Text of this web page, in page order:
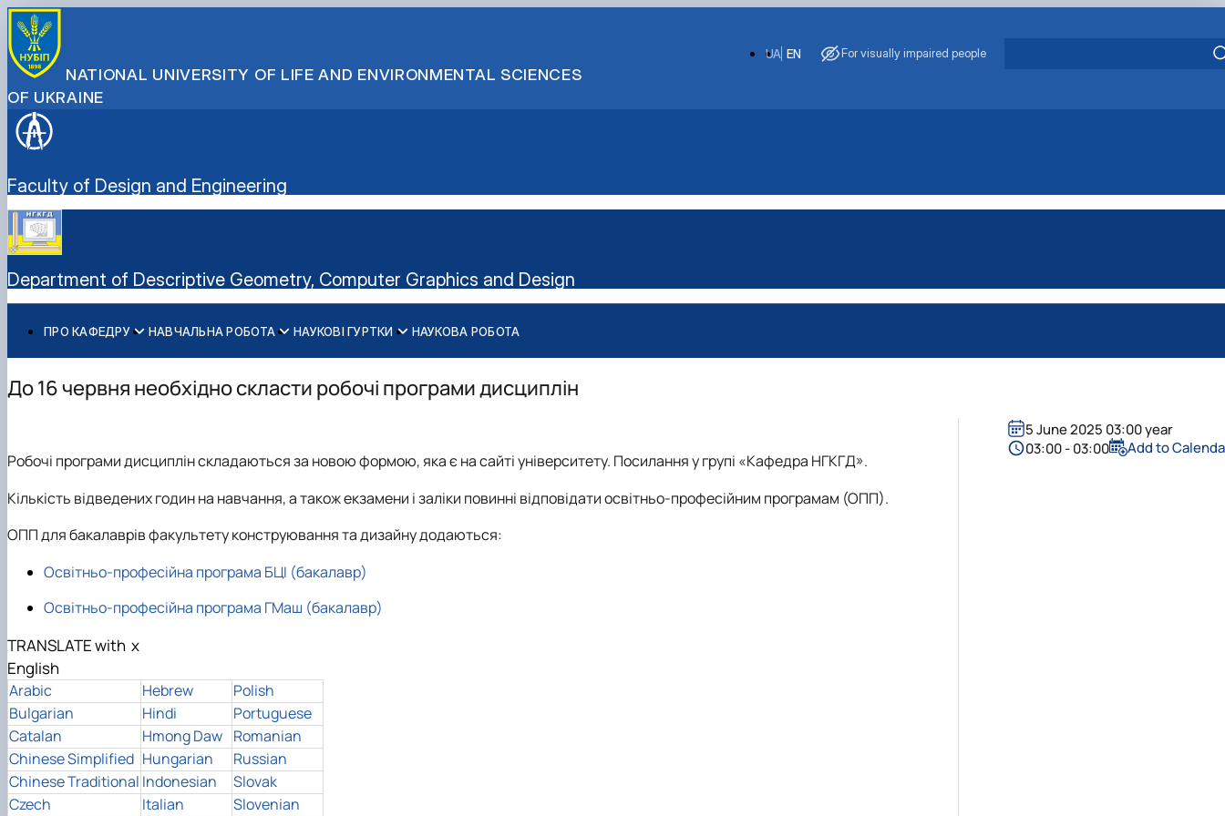
NATIONAL UNIVERSITY OF LIFE AND ENVIRONMENTAL SCIENCES
OF UKRAINE
EN
UA For visually impaired people
Faculty of Design and Engineering
Department of Descriptive Geometry, Computer Graphics and Design
ПРО КАФЕДРУ
Історія кафедри
Співробітники кафедри
НАВЧАЛЬНА РОБОТА
Робочі програми
Зв'язки з підприємствами
НАУКОВІ ГУРТКИ
Віртуальна, доповнена та змішана реальність
Комп'ютерна графіка та твердотільне моделювання
CAD-технології для конструкторів
НАУКОВА РОБОТА
До 16 червня необхідно скласти робочі програми дисциплін
Робочі програми дисциплін складаються за новою формою, яка є на сайті університету. Посилання у групі «Кафедра НГКГД».
Кількість відведених годин на навчання, а також екзамени і заліки повинні відповідати освітньо-професійним програмам (ОПП).
ОПП для бакалаврів факультету конструювання та дизайну додаються:
Освітньо-професійна програма БЦІ (бакалавр)
Освітньо-професійна програма ГМаш (бакалавр)
TRANSLATE with x
English
Arabic Hebrew
Polish
Bulgarian
Hindi
Portuguese
Catalan
Hmong Daw Romanian
Chinese Simplified Hungarian
Russian
Chinese Traditional Indonesian
Slovak
Czech
Italian
Slovenian
5 June 2025 03:00 year
03:00 - 03:00
Add to